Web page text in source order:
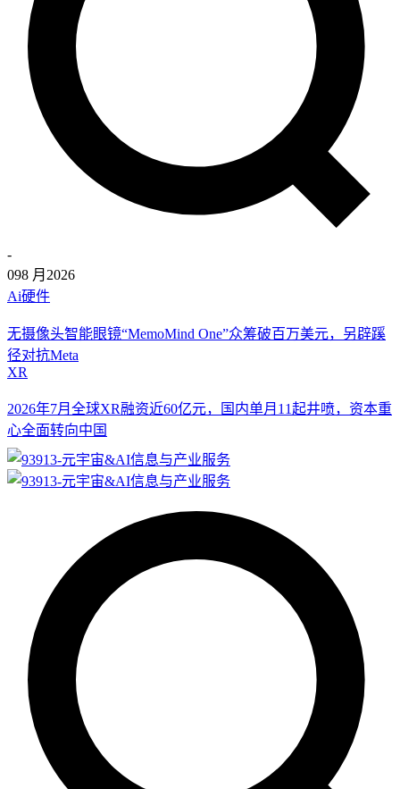
-
098 月 2026
Ai硬件
无摄像头智能眼镜“MemoMind One”众筹破百万美元，另辟蹊
径对抗Meta
XR
2026年7月全球XR融资近60亿元，国内单月11起井喷，资本重
心全面转向中国